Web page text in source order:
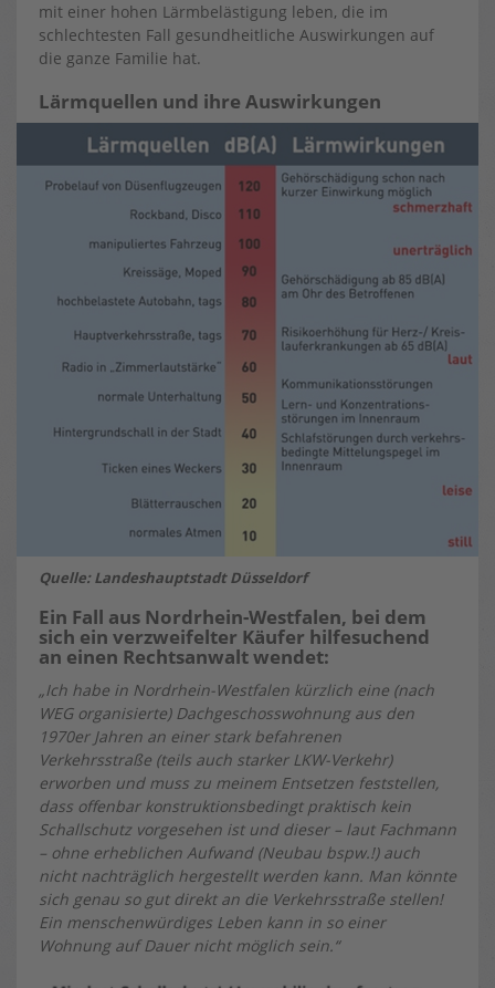
mit einer hohen Lärmbelästigung leben, die im
schlechtesten Fall gesundheitliche Auswirkungen auf
die ganze Familie hat.
Lärmquellen und ihre Auswirkungen
Quelle: Landeshauptstadt Düsseldorf
Ein Fall aus Nordrhein-Westfalen, bei dem
sich ein verzweifelter Käufer hilfesuchend
an einen Rechtsanwalt wendet:
„Ich habe in Nordrhein-Westfalen kürzlich eine (nach
WEG organisierte) Dachgeschosswohnung aus den
1970er Jahren an einer stark befahrenen
Verkehrsstraße (teils auch starker LKW-Verkehr)
erworben und muss zu meinem Entsetzen feststellen,
dass offenbar konstruktionsbedingt praktisch kein
Schallschutz vorgesehen ist und dieser – laut Fachmann
– ohne erheblichen Aufwand (Neubau bspw.!) auch
nicht nachträglich hergestellt werden kann. Man könnte
sich genau so gut direkt an die Verkehrsstraße stellen!
Ein menschenwürdiges Leben kann in so einer
Wohnung auf Dauer nicht möglich sein.“